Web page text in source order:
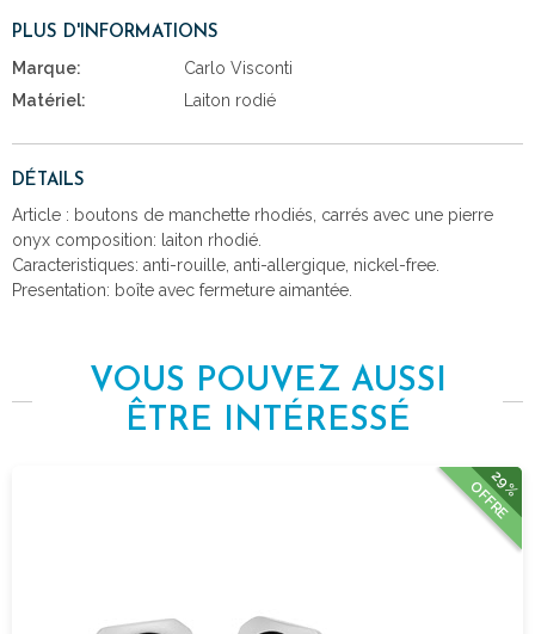
PLUS D'INFORMATIONS
Marque:
Carlo Visconti
Matériel:
Laiton rodié
DÉTAILS
Article : boutons de manchette rhodiés, carrés avec une pierre
onyx composition: laiton rhodié.
Caracteristiques: anti-rouille, anti-allergique, nickel-free.
Presentation: boîte avec fermeture aimantée.
VOUS POUVEZ AUSSI
ÊTRE INTÉRESSÉ
29%
OFFRE